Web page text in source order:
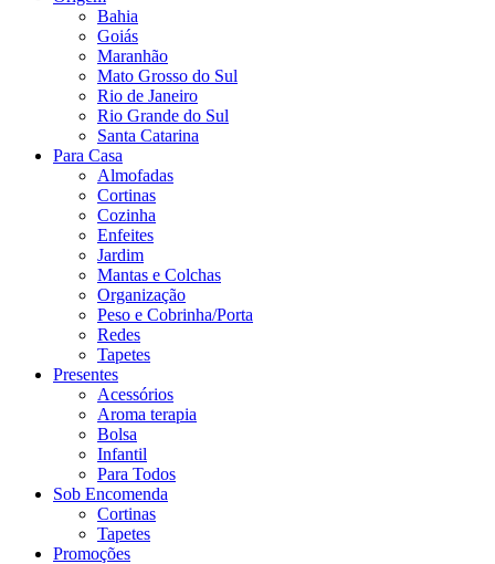
Bahia
Goiás
Maranhão
Mato Grosso do Sul
Rio de Janeiro
Rio Grande do Sul
Santa Catarina
Para Casa
Almofadas
Cortinas
Cozinha
Enfeites
Jardim
Mantas e Colchas
Organização
Peso e Cobrinha/Porta
Redes
Tapetes
Presentes
Acessórios
Aroma terapia
Bolsa
Infantil
Para Todos
Sob Encomenda
Cortinas
Tapetes
Promoções